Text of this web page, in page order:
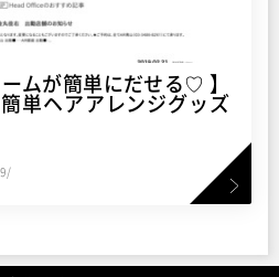
ムが簡単にだせる♡ 】
単ヘアアレンジグッズ